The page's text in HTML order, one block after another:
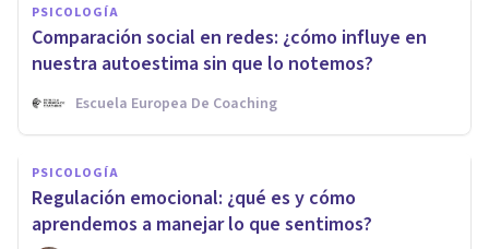
PSICOLOGÍA
Comparación social en redes: ¿cómo influye en
nuestra autoestima sin que lo notemos?
Escuela Europea De Coaching
PSICOLOGÍA
Regulación emocional: ¿qué es y cómo
aprendemos a manejar lo que sentimos?